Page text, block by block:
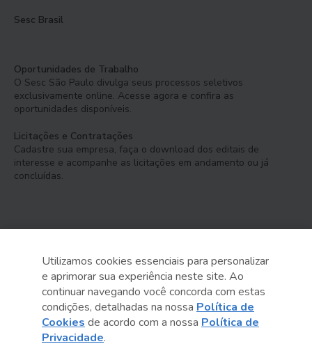
Sesc Brasil
Oportunidades de Trabalho
O Sesc São Paulo divulga seus processos seletivos
exclusivamente online. Acesse agora e confira as
oportunidades disponíveis.
Licitações e Contratações
Cadastre sua empresa, faça o download dos editais de
interesse e acompanhe as licitações em andamento ou já
concluídas.
Serviço Social do Comércio
Administração Regional no Estado de São Paulo
Sesc São Paulo por aí:
Utilizamos cookies essenciais para personalizar
e aprimorar sua experiência neste site. Ao
continuar navegando você concorda com estas
condições, detalhadas na nossa Política de
Cookies de acordo com a nossa Política de
Privacidade.